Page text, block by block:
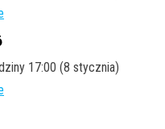
17:00 (8 stycznia)